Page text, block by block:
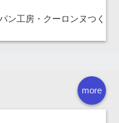
ン工房・クーロンヌつく
more